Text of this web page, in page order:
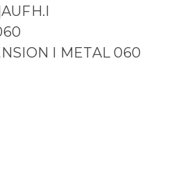
I METAL 060